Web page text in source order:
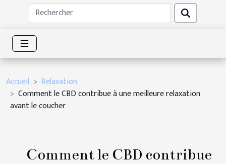
Accueil
Relaxation
Comment le CBD contribue à une meilleure relaxation
avant le coucher
Comment le CBD contribue